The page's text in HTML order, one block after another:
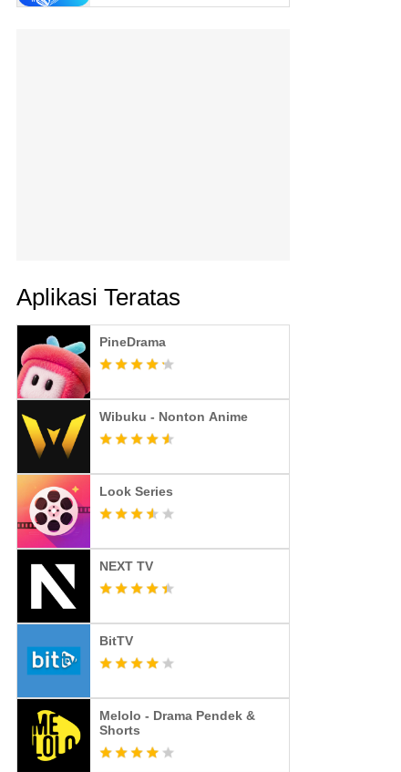
Aplikasi Teratas
PineDrama
Wibuku - Nonton Anime
Look Series
NEXT TV
BitTV
Melolo - Drama Pendek &
Shorts